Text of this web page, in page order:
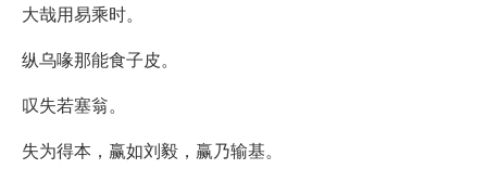
大哉用易乘时。
纵乌喙那能食子皮。
叹失若塞翁。
失为得本，赢如刘毅，赢乃输基。